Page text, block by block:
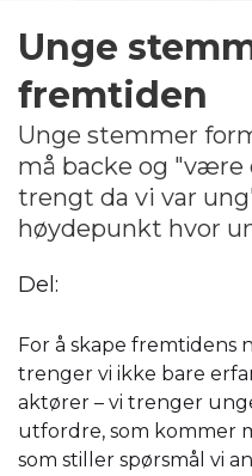
Unge
fremtiden
Unge stemmer
må backe og "være
trengt da vi var
høydepunkt hvor
Del:
For å skape fremtidens
trenger vi ikke bare
aktører – vi trenger
utfordre, som kommer
som stiller spørsmål vi